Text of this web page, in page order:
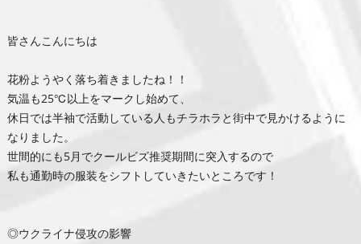
皆さんこんにちは
花粉ようやく落ち着きましたね！！
気温も25℃以上をマークし始めて、
休日では半袖で活動している人もチラホラと街中で見かけるように
なりました。
世間的にも5月でクールビズ推奨期間に突入するので
私も通勤時の服装をシフトしていきたいところです！
◎ウクライナ侵攻の影響